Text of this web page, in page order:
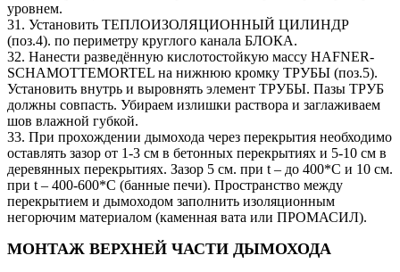
уровнем.
31. Установить ТЕПЛОИЗОЛЯЦИОННЫЙ ЦИЛИНДР
(поз.4). по периметру круглого канала БЛОКА.
32. Нанести разведённую кислотостойкую массу HAFNER-
SCHAMOTTEMORTEL на нижнюю кромку ТРУБЫ (поз.5).
Установить внутрь и выровнять элемент ТРУБЫ. Пазы ТРУБ
должны совпасть. Убираем излишки раствора и заглаживаем
шов влажной губкой.
33. При прохождении дымохода через перекрытия необходимо
оставлять зазор от 1-3 см в бетонных перекрытиях и 5-10 см в
деревянных перекрытиях. Зазор 5 см. при t – до 400*C и 10 см.
при t – 400-600*C (банные печи). Пространство между
перекрытием и дымоходом заполнить изоляционным
негорючим материалом (каменная вата или ПРОМАСИЛ).
МОНТАЖ ВЕРХНЕЙ ЧАСТИ ДЫМОХОДА